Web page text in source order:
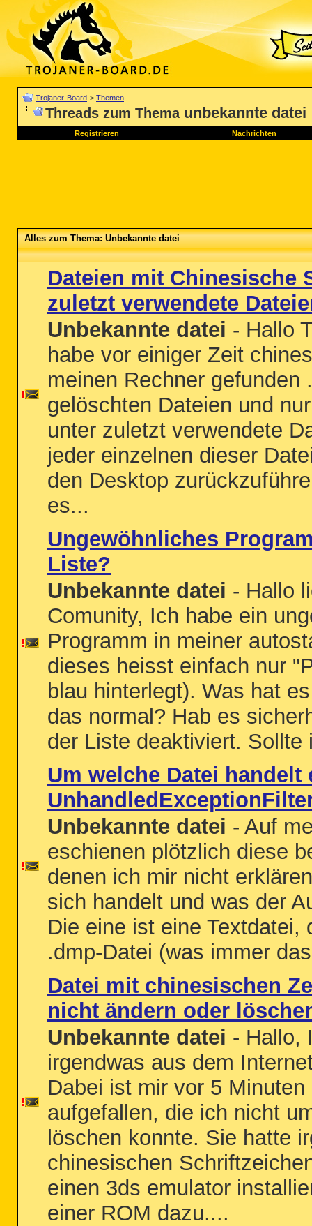
Trojaner-Board > Themen
Threads zum Thema unbekannte datei
Registrieren Nachrichten
Alles zum Thema: Unbekannte datei
Dateien mit Chinesische
zuletzt verwendete
Unbekannte datei - Hallo
habe vor einiger Zeit
meinen Rechner gefunden
gelöschten Dateien und
unter zuletzt verwendete
jeder einzelnen dieser
den Desktop
es...
Ungewöhnliches
Liste?
Unbekannte datei - Hallo
Comunity, Ich habe ein
Programm in meiner
dieses heisst einfach nur
blau hinterlegt). Was hat
das normal? Hab es
der Liste deaktiviert. Sollte
Um welche Datei handelt
Unbekannte datei - Auf
eschienen plötzlich diese
denen ich mir nicht
sich handelt und was der
Die eine ist eine Textdatei,
.dmp-Datei (was immer
Datei mit chinesischen
nicht ändern oder
Unbekannte datei - Hallo,
irgendwas aus dem
Dabei ist mir vor 5 Minuten
aufgefallen, die ich nicht
löschen konnte. Sie hatte
chinesischen
einen 3ds emulator
einer ROM dazu....